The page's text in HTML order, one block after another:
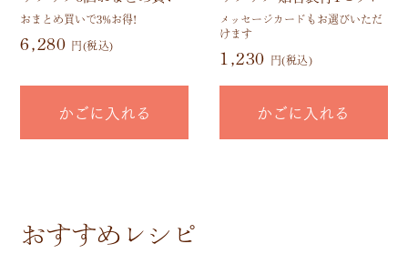
おまとめ買いで3%お得!
6,280 円(税込)
かごに入れる
メッセージカードもお選びいただ
けます
1,230 円(税込)
かごに入れる
おすすめレシピ